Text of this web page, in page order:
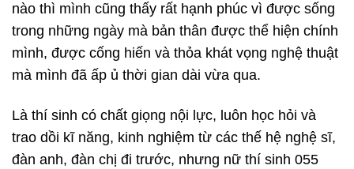
nào thì mình cũng thấy rất hạnh phúc vì được sống
trong những ngày mà bản thân được thể hiện chính
mình, được cống hiến và thỏa khát vọng nghệ thuật
mà mình đã ấp ủ thời gian dài vừa qua.
Là thí sinh có chất giọng nội lực, luôn học hỏi và
trao dồi kĩ năng, kinh nghiệm từ các thế hệ nghệ sĩ,
đàn anh, đàn chị đi trước, nhưng nữ thí sinh 055